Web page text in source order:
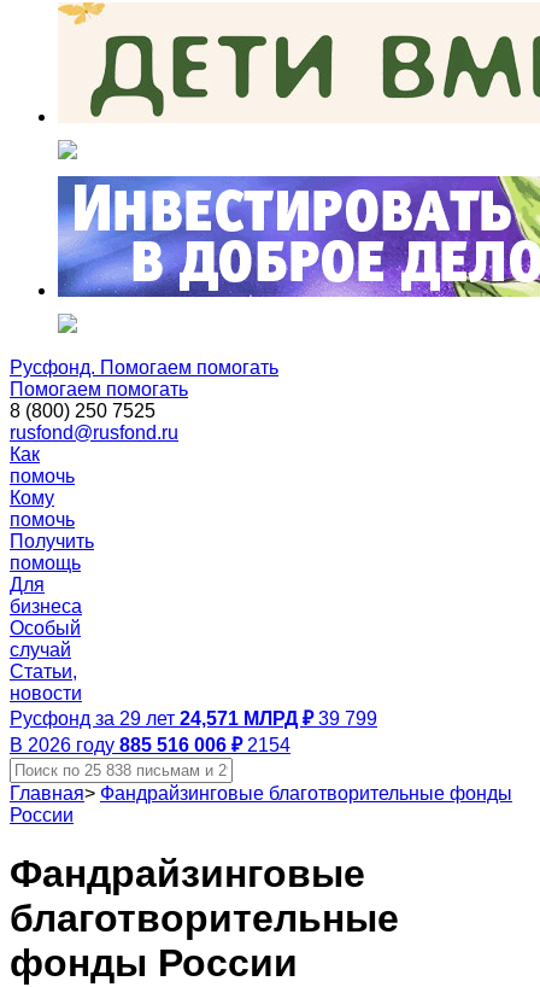
Русфонд. Помогаем помогать
Помогаем помогать
8 (800) 250 7525
rusfond@rusfond.ru
Как
помочь
Кому
помочь
Получить
помощь
Для
бизнеса
Особый
случай
Статьи,
новости
Русфонд за 29 лет 24,571 МЛРД ₽ 39 799
В 2026 году 885 516 006 ₽ 2154
Главная> Фандрайзинговые благотворительные фонды
России
Фандрайзинговые
благотворительные
фонды России